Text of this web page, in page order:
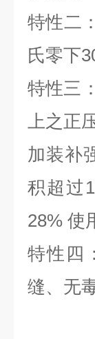
特性二
氏零下
特性三
上之正
加装补
积超过
28% 使
特性四
缝、无